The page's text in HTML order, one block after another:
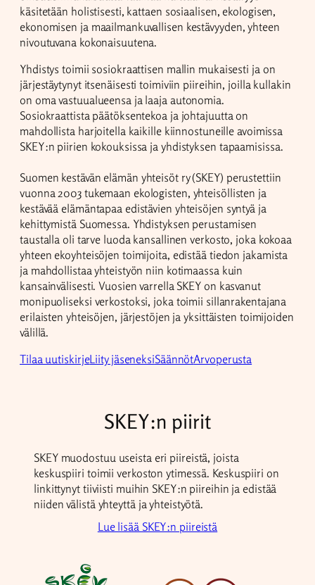
käsitetään holistisesti, kattaen sosiaalisen, ekologisen,
ekonomisen ja maailmankuvallisen kestävyyden, yhteen
nivoutuvana kokonaisuutena.
Yhdistys toimii sosiokraattisen mallin mukaisesti ja on
järjestäytynyt itsenäisesti toimiviin piireihin, joilla kullakin
on oma vastuualueensa ja laaja autonomia.
Sosiokraattista päätöksentekoa ja johtajuutta on
mahdollista harjoitella kaikille kiinnostuneille avoimissa
SKEY:n piirien kokouksissa ja yhdistyksen tapaamisissa.
Suomen kestävän elämän yhteisöt ry (SKEY) perustettiin
vuonna 2003 tukemaan ekologisten, yhteisöllisten ja
kestävää elämäntapaa edistävien yhteisöjen syntyä ja
kehittymistä Suomessa. Yhdistyksen perustamisen
taustalla oli tarve luoda kansallinen verkosto, joka kokoaa
yhteen ekoyhteisöjen toimijoita, edistää tiedon jakamista
ja mahdollistaa yhteistyön niin kotimaassa kuin
kansainvälisesti. Vuosien varrella SKEY on kasvanut
monipuoliseksi verkostoksi, joka toimii sillanrakentajana
erilaisten yhteisöjen, järjestöjen ja yksittäisten toimijoiden
välillä.
Tilaa uutiskirjeLiity jäseneksiSäännötArvoperusta
SKEY:n piirit
SKEY muodostuu useista eri piireistä, joista
keskuspiiri toimii verkoston ytimessä. Keskuspiiri on
linkittynyt tiiviisti muihin SKEY:n piireihin ja edistää
niiden välistä yhteyttä ja yhteistyötä.
Lue lisää SKEY:n piireistä